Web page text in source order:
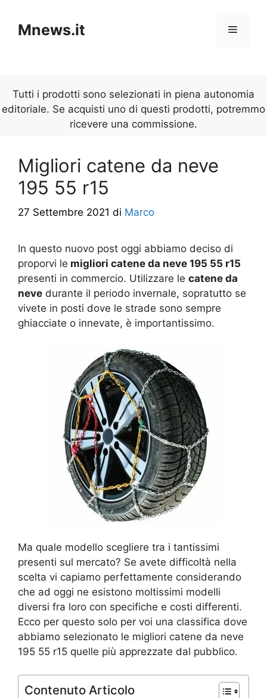
contenuto
Mnews.it Menu
Tutti i prodotti sono selezionati in piena autonomia
editoriale. Se acquisti uno di questi prodotti, potremmo
ricevere una commissione.
Migliori catene da neve
195 55 r15
27 Settembre 2021 di Marco
In questo nuovo post oggi abbiamo deciso di
proporvi le migliori catene da neve 195 55 r15
presenti in commercio. Utilizzare le catene da
neve durante il periodo invernale, sopratutto se
vivete in posti dove le strade sono sempre
ghiacciate o innevate, è importantissimo.
Ma quale modello scegliere tra i tantissimi
presenti sul mercato? Se avete difficoltà nella
scelta vi capiamo perfettamente considerando
che ad oggi ne esistono moltissimi modelli
diversi fra loro con specifiche e costi differenti.
Ecco per questo solo per voi una classifica dove
abbiamo selezionato le migliori catene da neve
195 55 r15 quelle più apprezzate dal pubblico.
Contenuto Articolo